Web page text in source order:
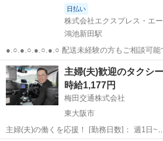
日払い
株式会社エクスプレス・エ
鴻池新田駅
●.○.●.○.●.○.●.○ 配送未経験の方もご相談可能
あるけど配送は無い…」 などお悩みの方も！
が目指せます◎
大阪 東大阪市 鴻池新田駅 ドライ
主婦(夫)歓迎のタクシ
時給1,177円
梅田交通株式会社
東大阪市
主婦(夫)の働くを応援！ [勤務日数]： 週1日~